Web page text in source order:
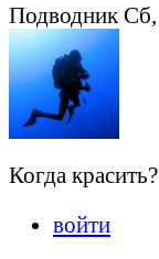
Подводник
Когда красить?
войти